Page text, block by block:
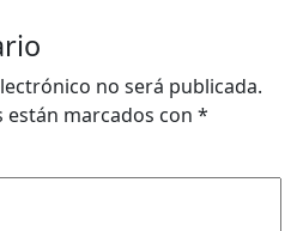
no será publicada.
marcados con *